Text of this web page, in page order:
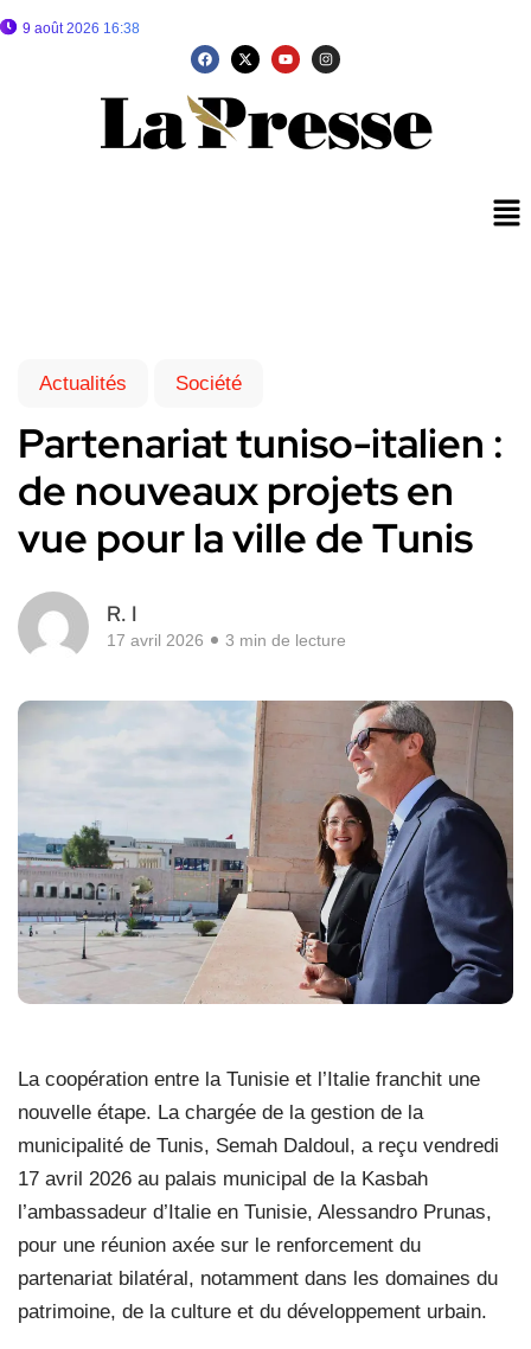
9 août 2026 16:38
Actualités Société
Partenariat tuniso-italien :
de nouveaux projets en
vue pour la ville de Tunis
R. I
17 avril 2026 3 min de lecture
La coopération entre la Tunisie et l’Italie franchit une
nouvelle étape. La chargée de la gestion de la
municipalité de Tunis, Semah Daldoul, a reçu vendredi
17 avril 2026 au palais municipal de la Kasbah
l’ambassadeur d’Italie en Tunisie, Alessandro Prunas,
pour une réunion axée sur le renforcement du
partenariat bilatéral, notamment dans les domaines du
patrimoine, de la culture et du développement urbain.